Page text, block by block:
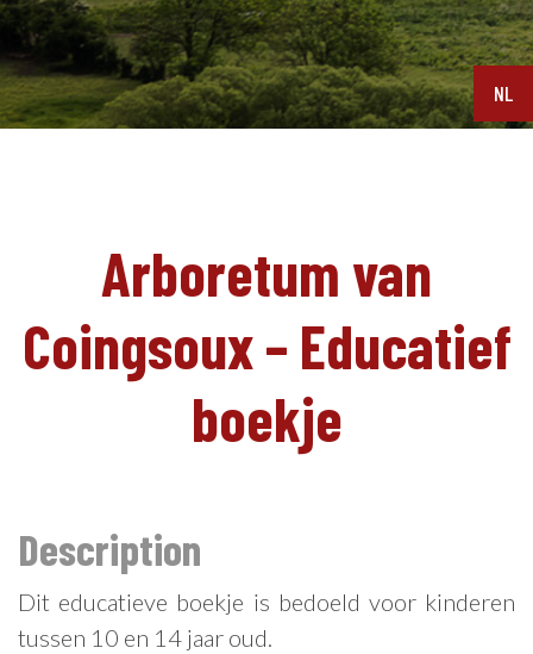
NL
Arboretum van
Coingsoux – Educatief
boekje
Description
Dit educatieve boekje is bedoeld voor kinderen
tussen 10 en 14 jaar oud.